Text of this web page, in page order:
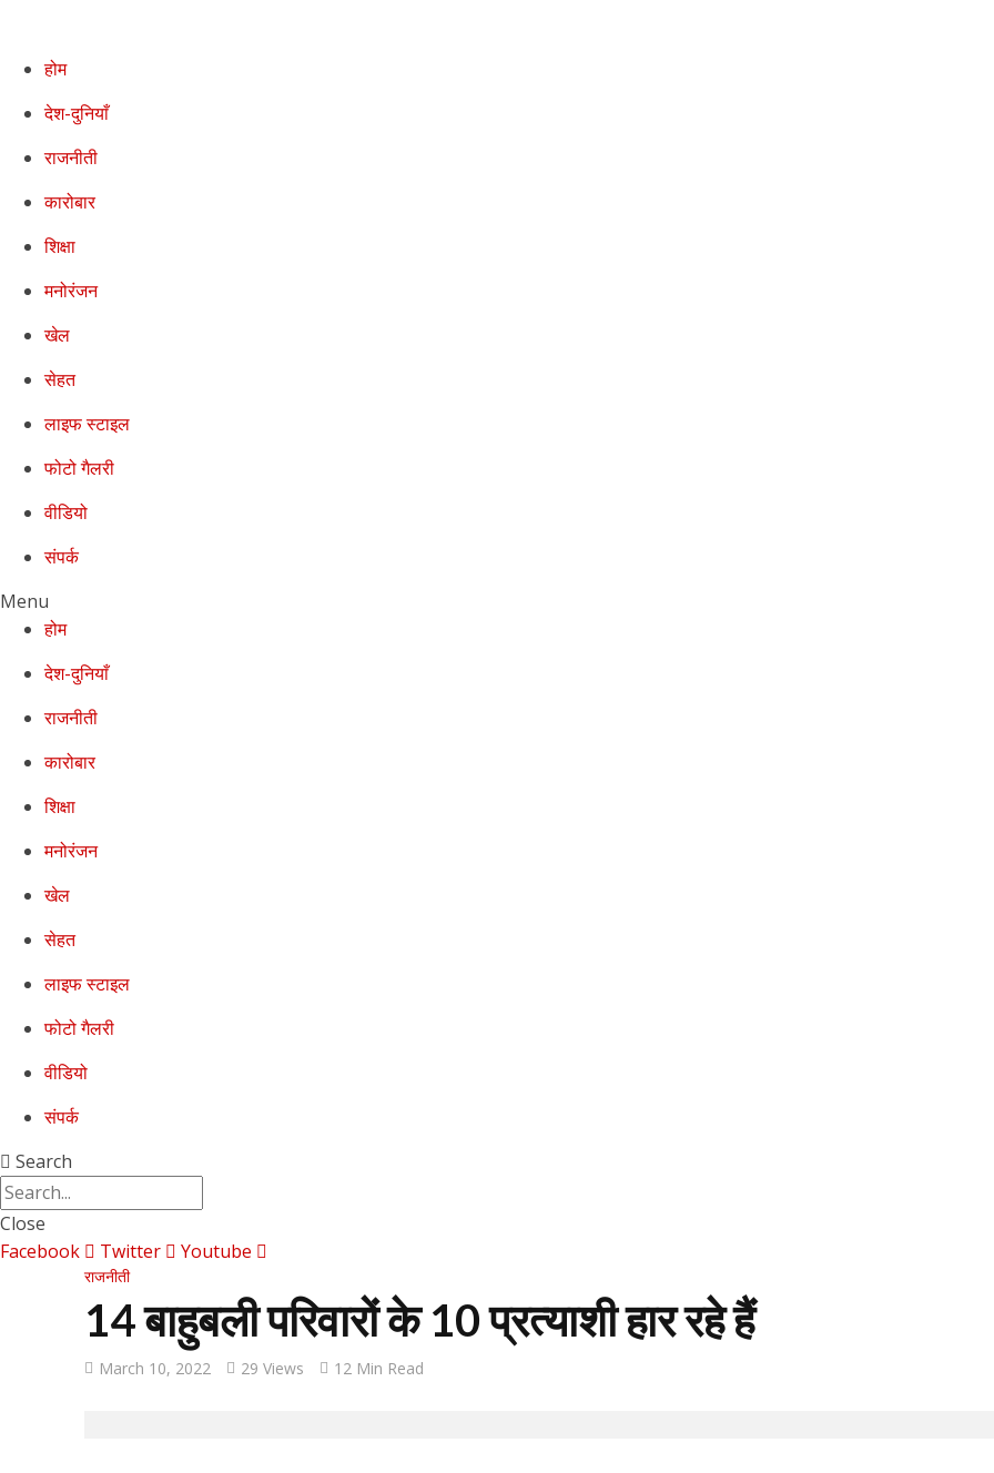
होम
देश-दुनियाँ
राजनीती
कारोबार
शिक्षा
मनोरंजन
खेल
सेहत
लाइफ स्टाइल
फोटो गैलरी
वीडियो
संपर्क
Menu
होम
देश-दुनियाँ
राजनीती
कारोबार
शिक्षा
मनोरंजन
खेल
सेहत
लाइफ स्टाइल
फोटो गैलरी
वीडियो
संपर्क
Search
Close
Facebook
Twitter Youtube
राजनीती
14 बाहुबली परिवारों के 10 प्रत्याशी हार रहे हैं
March 10, 2022 29 Views 12 Min Read